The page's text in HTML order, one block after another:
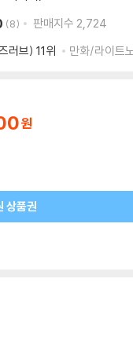
8 판매지수 2,724
러브) 11위 만화/라이트
상품권